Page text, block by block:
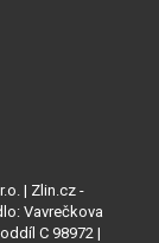
| Zlin.cz -
Vavrečkova
C 98972 |